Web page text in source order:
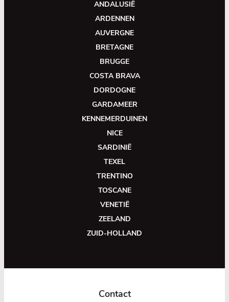
ANDALUSIË
ARDENNEN
AUVERGNE
BRETAGNE
BRUGGE
COSTA BRAVA
DORDOGNE
GARDAMEER
KENNEMERDUINEN
NICE
SARDINIË
TEXEL
TRENTINO
TOSCANE
VENETIË
ZEELAND
ZUID-HOLLAND
Contact